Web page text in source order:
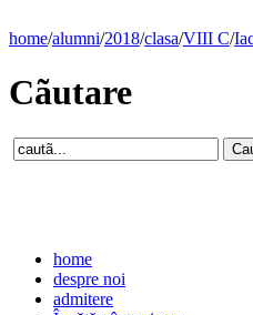
home/alumni/2018/clasa/VIII C/
Cãutare
home
despre noi
admitere